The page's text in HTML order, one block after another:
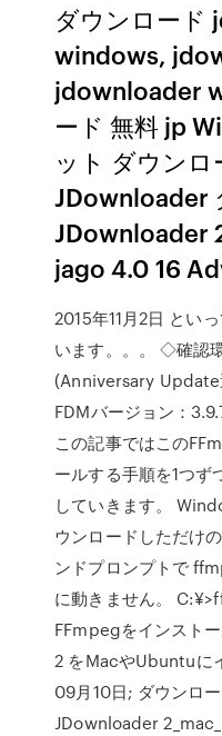
ダウンロード
windows,
jdownloader
ード 無料 jp
ット ダウン
JDownloader
JDownloader
jago 4.0 16
2015年11月2日 とい
います。。。 ◇確認
(Anniversary Update
FDMバージョン：
この記事ではこの
ールする手順を1つず
していきます。
ウンロードしただけ
ンドプロンプトで
に動きません。
FFmpegをインスト
2 をMacやUbuntuに
09月10日; ダウンロ
JDownloader